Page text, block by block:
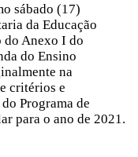
sábado (17)
da Educação
do Anexo I do
do Ensino
na
critérios e
Programa de
para o ano de 2021.